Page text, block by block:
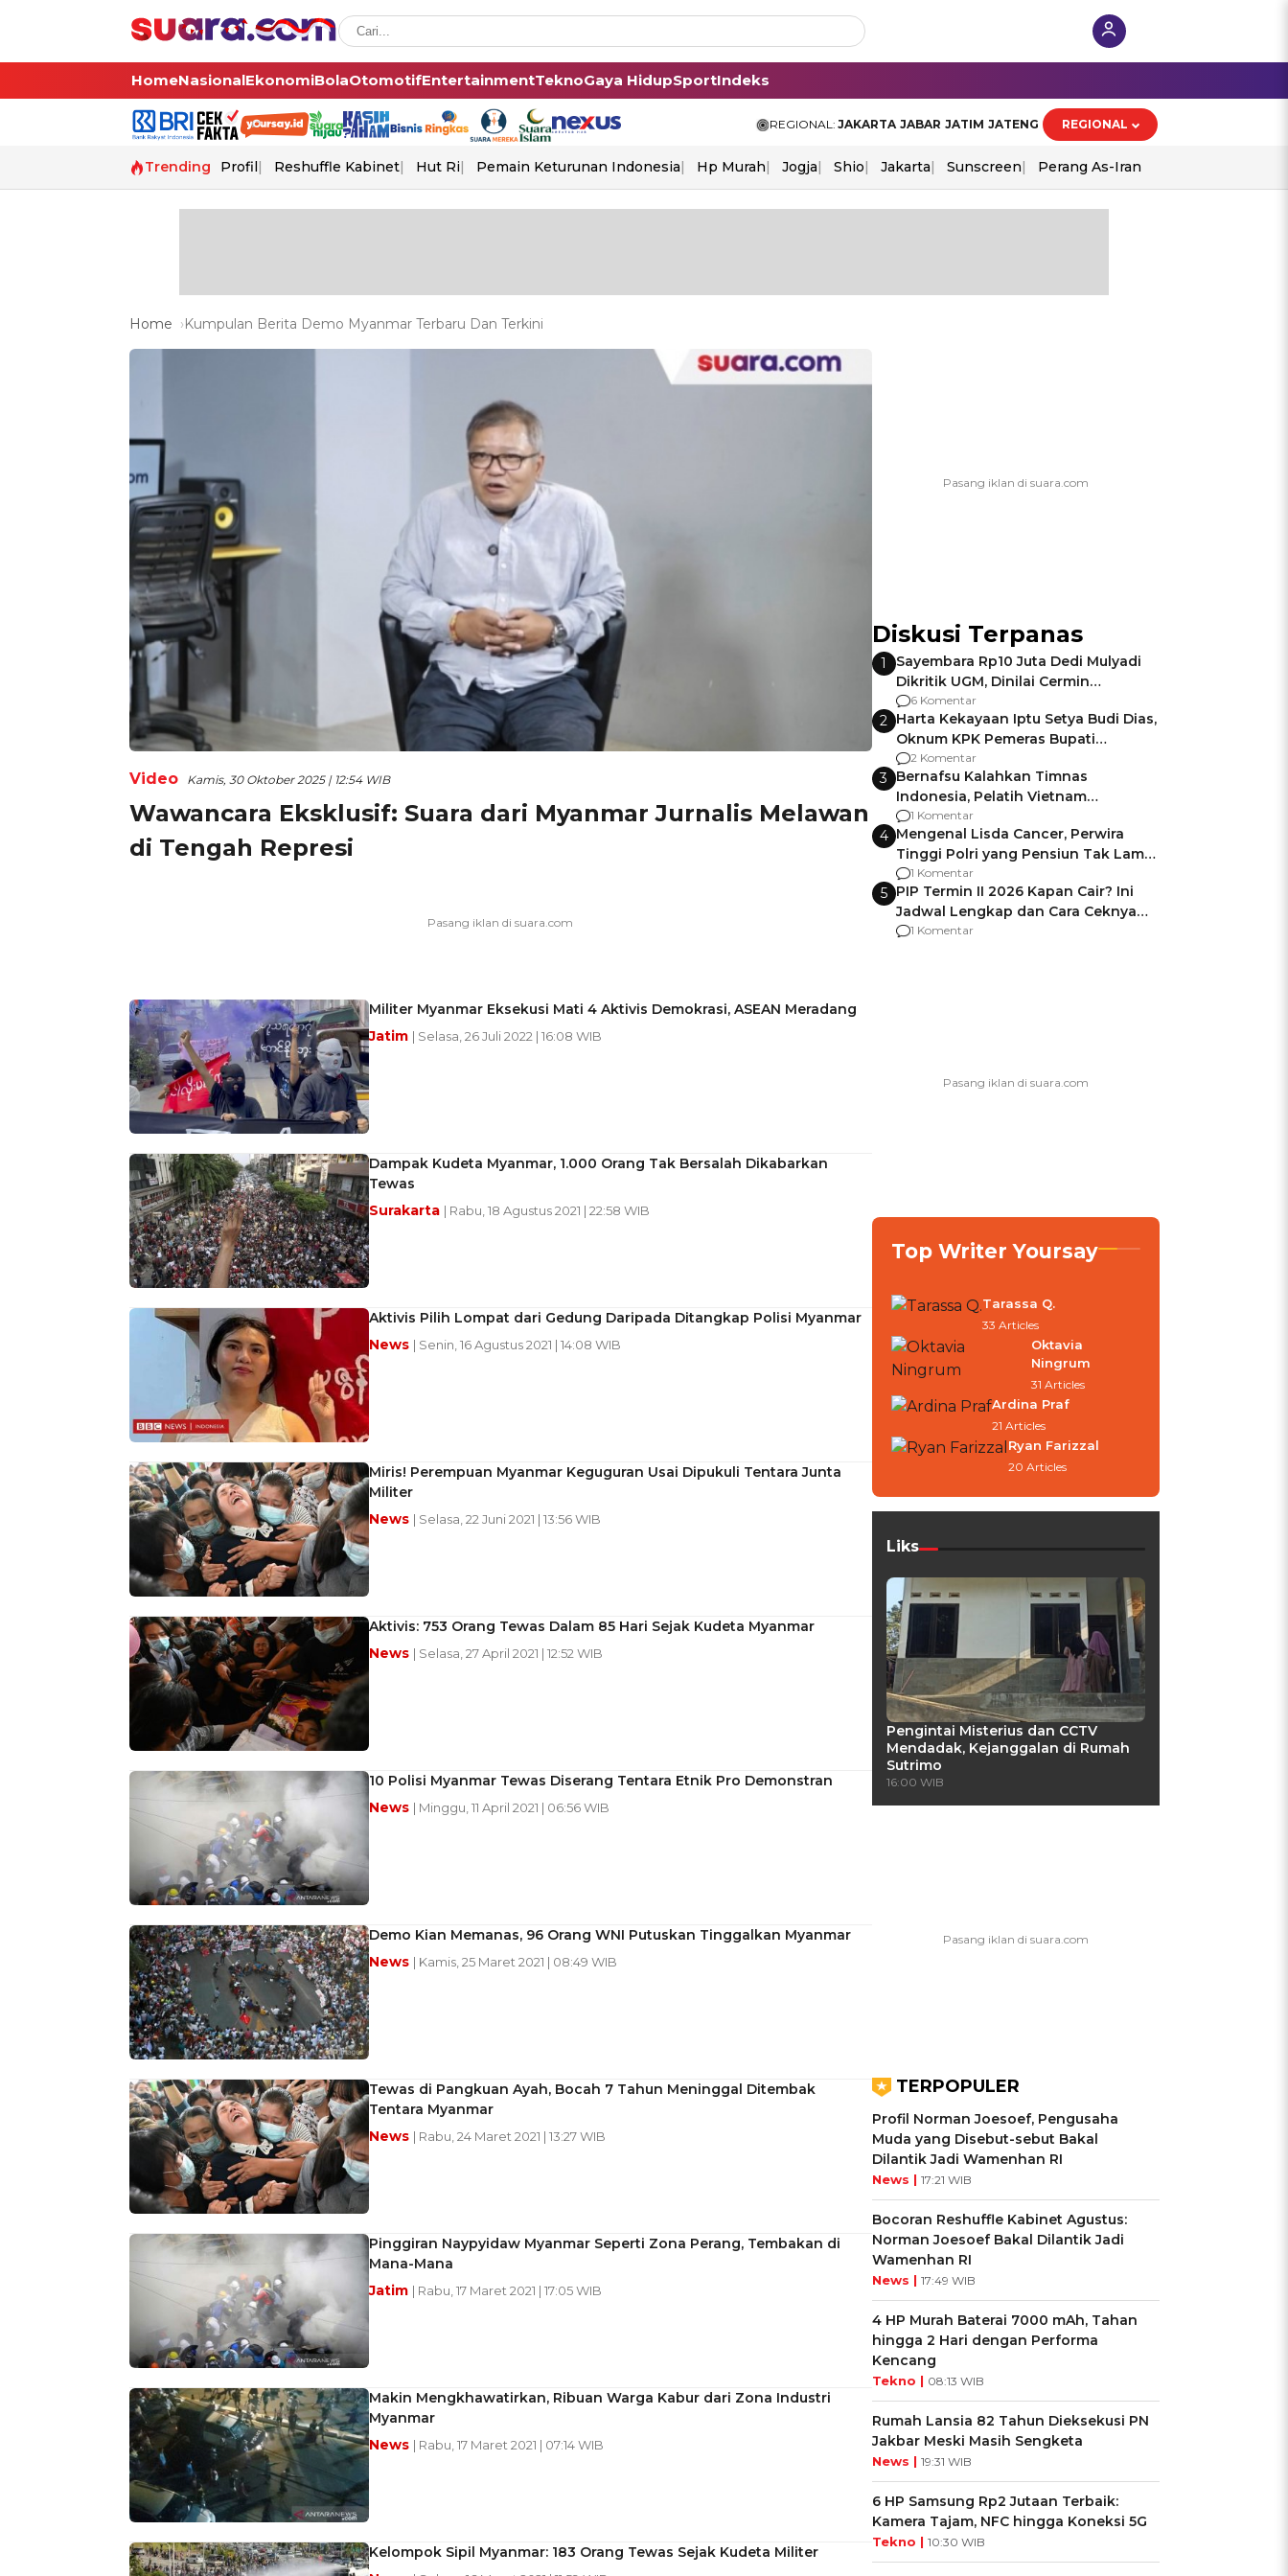
HomeNasionalEkonomiBolaOtomotifEntertainmentTeknoGaya HidupSportIndeks
REGIONAL: JAKARTA JABAR JATIM JATENG REGIONAL
Trending Profil Reshuffle Kabinet Hut Ri Pemain Keturunan Indonesia Hp Murah Jogja Shio Jakarta Sunscreen Perang As-Iran
Home Kumpulan Berita Demo Myanmar Terbaru Dan Terkini
Video Kamis, 30 Oktober 2025 | 12:54 WIB
Wawancara Eksklusif: Suara dari Myanmar Jurnalis Melawan
di Tengah Represi
Militer Myanmar Eksekusi Mati 4 Aktivis Demokrasi, ASEAN Meradang
Jatim | Selasa, 26 Juli 2022 | 16:08 WIB
Dampak Kudeta Myanmar, 1.000 Orang Tak Bersalah Dikabarkan
Tewas
Surakarta | Rabu, 18 Agustus 2021 | 22:58 WIB
Aktivis Pilih Lompat dari Gedung Daripada Ditangkap Polisi Myanmar
News | Senin, 16 Agustus 2021 | 14:08 WIB
Miris! Perempuan Myanmar Keguguran Usai Dipukuli Tentara Junta
Militer
News | Selasa, 22 Juni 2021 | 13:56 WIB
Aktivis: 753 Orang Tewas Dalam 85 Hari Sejak Kudeta Myanmar
News | Selasa, 27 April 2021 | 12:52 WIB
10 Polisi Myanmar Tewas Diserang Tentara Etnik Pro Demonstran
News | Minggu, 11 April 2021 | 06:56 WIB
Demo Kian Memanas, 96 Orang WNI Putuskan Tinggalkan Myanmar
News | Kamis, 25 Maret 2021 | 08:49 WIB
Tewas di Pangkuan Ayah, Bocah 7 Tahun Meninggal Ditembak
Tentara Myanmar
News | Rabu, 24 Maret 2021 | 13:27 WIB
Pinggiran Naypyidaw Myanmar Seperti Zona Perang, Tembakan di
Mana-Mana
Jatim | Rabu, 17 Maret 2021 | 17:05 WIB
Makin Mengkhawatirkan, Ribuan Warga Kabur dari Zona Industri
Myanmar
News | Rabu, 17 Maret 2021 | 07:14 WIB
Kelompok Sipil Myanmar: 183 Orang Tewas Sejak Kudeta Militer
Diskusi Terpanas
1
Sayembara Rp10 Juta Dedi Mulyadi
Dikritik UGM, Dinilai Cermin
Gagalnya Negara Jamin Keamanan
6 Komentar
2 Harta Kekayaan Iptu Setya Budi Dias,
Oknum KPK Pemeras Bupati
Pemalang
2 Komentar
3 Bernafsu Kalahkan Timnas
Indonesia, Pelatih Vietnam
Berencana Pakai Jimat di Pakansari
1 Komentar
4 Mengenal Lisda Cancer, Perwira
Tinggi Polri yang Pensiun Tak Lama
Usai Jadi Brigjen
1 Komentar
5 PIP Termin II 2026 Kapan Cair? Ini
Jadwal Lengkap dan Cara Ceknya
agar Dana Tidak Hangus!
1 Komentar
Top Writer Yoursay
Tarassa Q.
33 Articles
Oktavia
Ningrum
31 Articles
Ardina Praf
21 Articles
Ryan Farizzal
20 Articles
Liks
Pengintai Misterius dan CCTV
Mendadak, Kejanggalan di Rumah
Sutrimo
16:00 WIB
TERPOPULER
Profil Norman Joesoef, Pengusaha
Muda yang Disebut-sebut Bakal
Dilantik Jadi Wamenhan RI
News | 17:21 WIB
Bocoran Reshuffle Kabinet Agustus:
Norman Joesoef Bakal Dilantik Jadi
Wamenhan RI
News | 17:49 WIB
4 HP Murah Baterai 7000 mAh, Tahan
hingga 2 Hari dengan Performa
Kencang
Tekno | 08:13 WIB
Rumah Lansia 82 Tahun Dieksekusi PN
Jakbar Meski Masih Sengketa
News | 19:31 WIB
6 HP Samsung Rp2 Jutaan Terbaik:
Kamera Tajam, NFC hingga Koneksi 5G
Tekno | 10:30 WIB